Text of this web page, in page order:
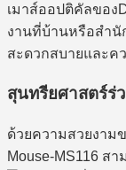
เมาส์ออปติคัลของ
งานที่บ้านหรือสํานั
สะดวกสบายและค
สุนทรียศาสตร์ร่
ด้วยความสวยงาม
Mouse-MS116 ส